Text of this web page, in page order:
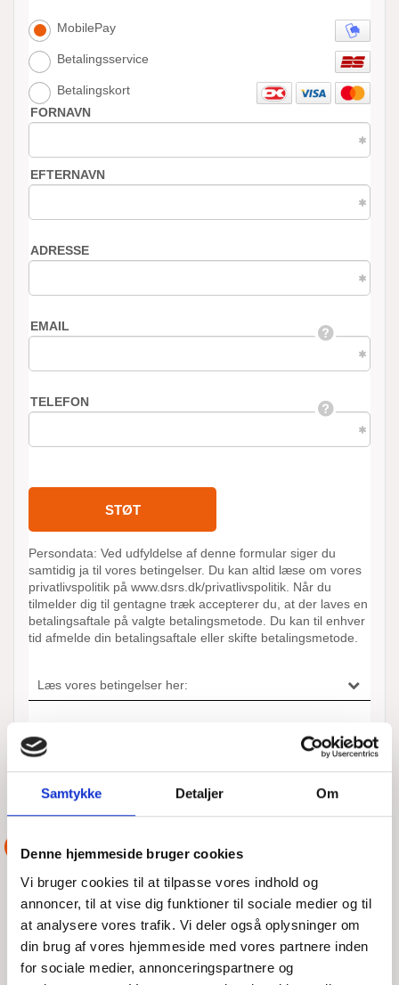
Samtykke Detaljer Om
Denne hjemmeside bruger cookies
Vi bruger cookies til at tilpasse vores indhold og
annoncer, til at vise dig funktioner til sociale medier og til
at analysere vores trafik. Vi deler også oplysninger om
din brug af vores hjemmeside med vores partnere inden
for sociale medier, annonceringspartnere og
ANDRE AKTIONER UDFØRT AF DSRS LYNÆS
ASSISTANCE